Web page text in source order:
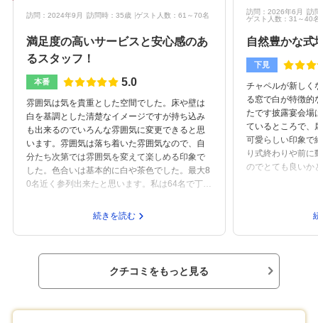
訪問：2024年9月 訪問時：35歳 ゲスト人数：61～70名
満足度の高いサービスと安心感のあ
るスタッフ！
本番 5.0
雰囲気は気を貴重とした空間でした。床や壁は
白を基調とした清楚なイメージですが持ち込み
も出来るのでいろんな雰囲気に変更できると思
います。雰囲気は落ち着いた雰囲気なので、自
分たち次第では雰囲気を変えて楽しめる印象で
した。色合いは基本的に白や茶色でした。最大8
0名近く参列出来たと思います。私は64名で丁度
者も楽しんでいました。どこの式場も同じです
す。予算があればどこで削るかなど、しっかり
プランナーさんが対応してくれます。予算を抑
えたいと相談すれば、料理のメニュー相談、装
花の相談などしていただき、予算を抑える事が
出来ました。また、キャンペーンも行っており
続きを読む
訪問：2026年6月
訪
ゲスト人数：31～40
自然豊かな式
下見
チャペルが新しく
る窓で白が特徴的
たです披露宴会場
ているところで、
可愛らしい印象で
り式終わりや前
のでとても良いか
いいかと思いま
とても広く設備が
で理想の結婚式
ります。動物園の
クチコミをもっと見る